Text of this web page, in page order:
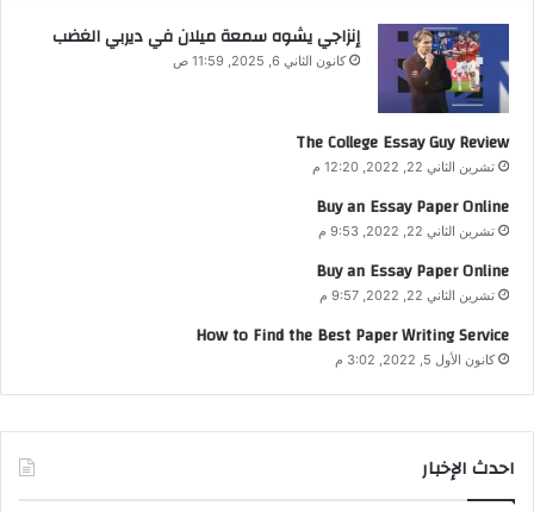
إنزاجي يشوه سمعة ميلان في ديربي الغضب
كانون الثاني 6, 2025, 11:59 ص
The College Essay Guy Review
تشرين الثاني 22, 2022, 12:20 م
Buy an Essay Paper Online
تشرين الثاني 22, 2022, 9:53 م
Buy an Essay Paper Online
تشرين الثاني 22, 2022, 9:57 م
How to Find the Best Paper Writing Service
كانون الأول 5, 2022, 3:02 م
احدث الإخبار